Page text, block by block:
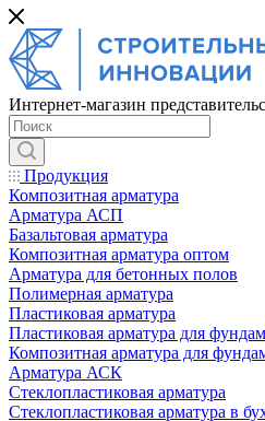
Интернет-магазин
Продукция
Композитная арматура
Арматура АСП
Базальтовая арматура
Композитная арматура оптом
Арматура для бетонных полов
Полимерная арматура
Пластиковая арматура
Пластиковая арматура для
Композитная арматура для
Арматура АСК
Cтеклопластиковая арматура
Стеклопластиковая арматура в